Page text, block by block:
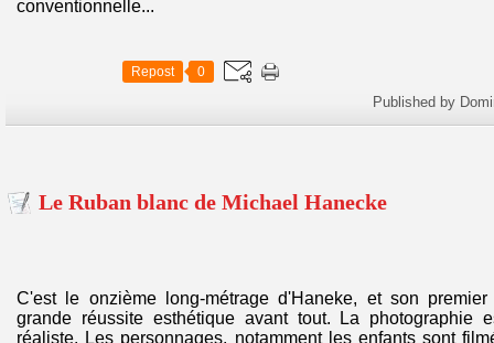
conventionnelle...
Repost 0
Published by
Le Ruban blanc de Michael Hanecke
C'est le onzième long-métrage d'Haneke, et son
grande réussite esthétique avant tout. La photographie
réaliste. Les personnages, notamment les enfants sont